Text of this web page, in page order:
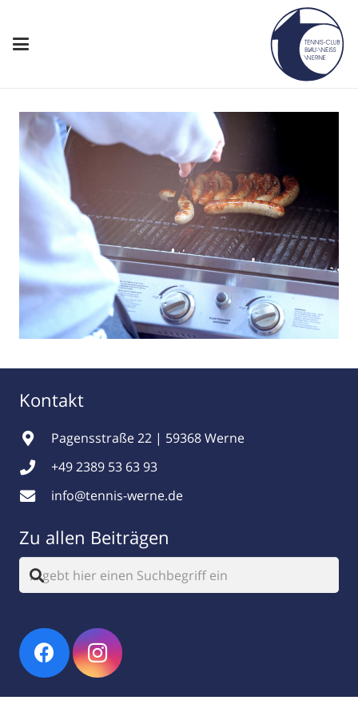
Kontakt
Pagensstraße 22 | 59368 Werne
+49 2389 53 63 93
info@tennis-werne.de
Zu allen Beiträgen